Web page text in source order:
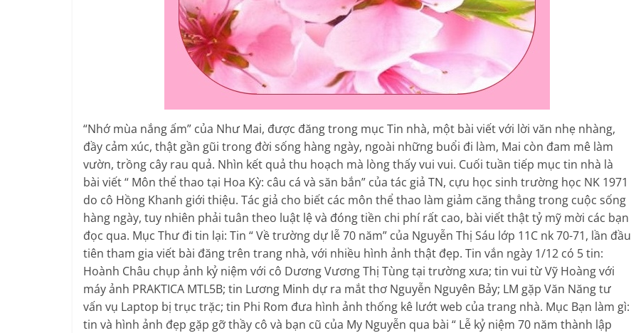
“Nhớ mùa nắng ấm” của Như Mai, được đăng trong mục Tin nhà, một bài viết với lời văn nhẹ nhàng,
đầy cảm xúc, thật gần gũi trong đời sống hàng ngày, ngoài những buổi đi làm, Mai còn đam mê làm
vườn, trồng cây rau quả. Nhìn kết quả thu hoạch mà lòng thấy vui vui. Cuối tuần tiếp mục tin nhà là
bài viết “ Môn thể thao tại Hoa Kỳ: câu cá và săn bắn” của tác giả TN, cựu học sinh trường học NK 1971
do cô Hồng Khanh giới thiệu. Tác giả cho biết các môn thể thao làm giảm căng thẳng trong cuộc sống
hàng ngày, tuy nhiên phải tuân theo luật lệ và đóng tiền chi phí rất cao, bài viết thật tỷ mỹ mời các bạn
đọc qua. Mục Thư đi tin lại: Tin “ Về trường dự lễ 70 năm” của Nguyễn Thị Sáu lớp 11C nk 70-71, lần đầu
tiên tham gia viết bài đăng trên trang nhà, với nhiều hình ảnh thật đẹp. Tin vắn ngày 1/12 có 5 tin:
Hoành Châu chụp ảnh kỷ niệm với cô Dương Vương Thị Tùng tại trường xưa; tin vui từ Vỹ Hoàng với
máy ảnh PRAKTICA MTL5B; tin Lương Minh dự ra mắt thơ Nguyễn Nguyên Bảy; LM gặp Văn Năng tư
vấn vụ Laptop bị trục trặc; tin Phi Rom đưa hình ảnh thống kê lướt web của trang nhà. Mục Bạn làm gì:
tin và hình ảnh đẹp gặp gỡ thầy cô và bạn cũ của My Nguyễn qua bài “ Lễ kỷ niệm 70 năm thành lập